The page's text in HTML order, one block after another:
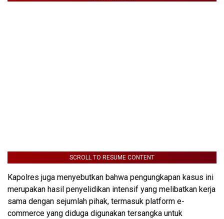
SCROLL TO RESUME CONTENT
Kapolres juga menyebutkan bahwa pengungkapan kasus ini
merupakan hasil penyelidikan intensif yang melibatkan kerja
sama dengan sejumlah pihak, termasuk platform e-
commerce yang diduga digunakan tersangka untuk